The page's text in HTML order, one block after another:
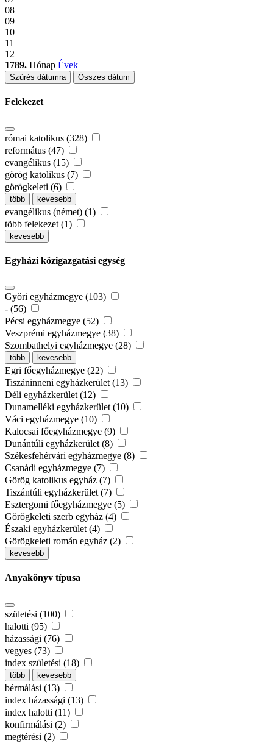
08
09
10
11
12
1789. Hónap Évek
Szűrés dátumra Összes dátum
Felekezet
római katolikus (328)
református (47)
evangélikus (15)
görög katolikus (7)
görögkeleti (6)
több kevesebb
evangélikus (német) (1)
több felekezet (1)
kevesebb
Egyházi közigazgatási egység
Győri egyházmegye (103)
- (56)
Pécsi egyházmegye (52)
Veszprémi egyházmegye (38)
Szombathelyi egyházmegye (28)
több kevesebb
Egri főegyházmegye (22)
Tiszáninneni egyházkerület (13)
Déli egyházkerület (12)
Dunamelléki egyházkerület (10)
Váci egyházmegye (10)
Kalocsai főegyházmegye (9)
Dunántúli egyházkerület (8)
Székesfehérvári egyházmegye (8)
Csanádi egyházmegye (7)
Görög katolikus egyház (7)
Tiszántúli egyházkerület (7)
Esztergomi főegyházmegye (5)
Görögkeleti szerb egyház (4)
Északi egyházkerület (4)
Görögkeleti román egyház (2)
kevesebb
Anyakönyv típusa
születési (100)
halotti (95)
házassági (76)
vegyes (73)
index születési (18)
több kevesebb
bérmálási (13)
index házassági (13)
index halotti (11)
konfirmálási (2)
megtérési (2)